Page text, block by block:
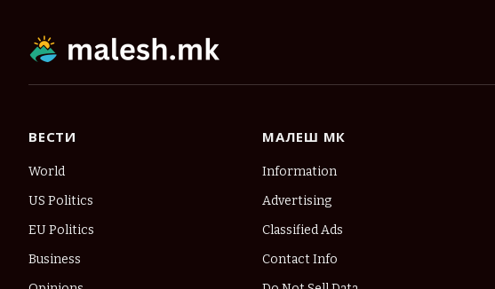
ВЕСТИ
World
US Politics
EU Politics
Business
МАЛЕШ МК
Information
Advertising
Classified Ads
Contact Info